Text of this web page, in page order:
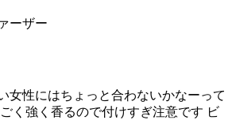
ーザー
女性にはちょっと合わないかなーって
く強く香るので付けすぎ注意です ビ